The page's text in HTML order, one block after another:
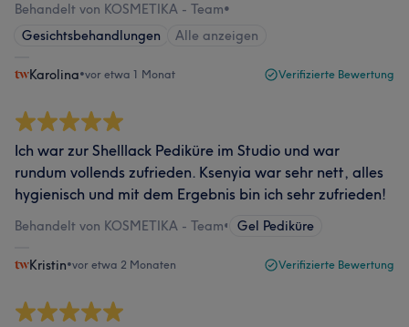
Behandelt von KOSMETIKA - Team•
Gesichtsbehandlungen
Alle anzeigen
Karolina•vor etwa 1 Monat Verifizierte Bewertung
Ich war zur Shelllack Pediküre im Studio und war
rundum vollends zufrieden. Ksenyia war sehr nett, alles
hygienisch und mit dem Ergebnis bin ich sehr zufrieden!
Behandelt von KOSMETIKA - Team• Gel Pediküre
Kristin•vor etwa 2 Monaten Verifizierte Bewertung